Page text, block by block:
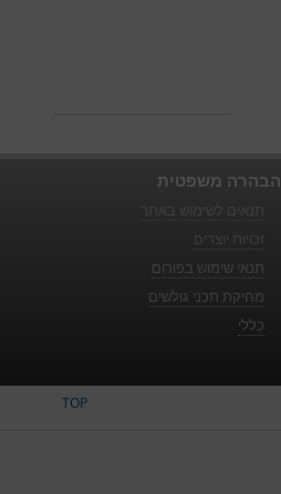
הבהרה משפטית
זכויות יוצרים
תנאי שימוש בפורום
מחיקת תכני גולשים
כללי
TOP